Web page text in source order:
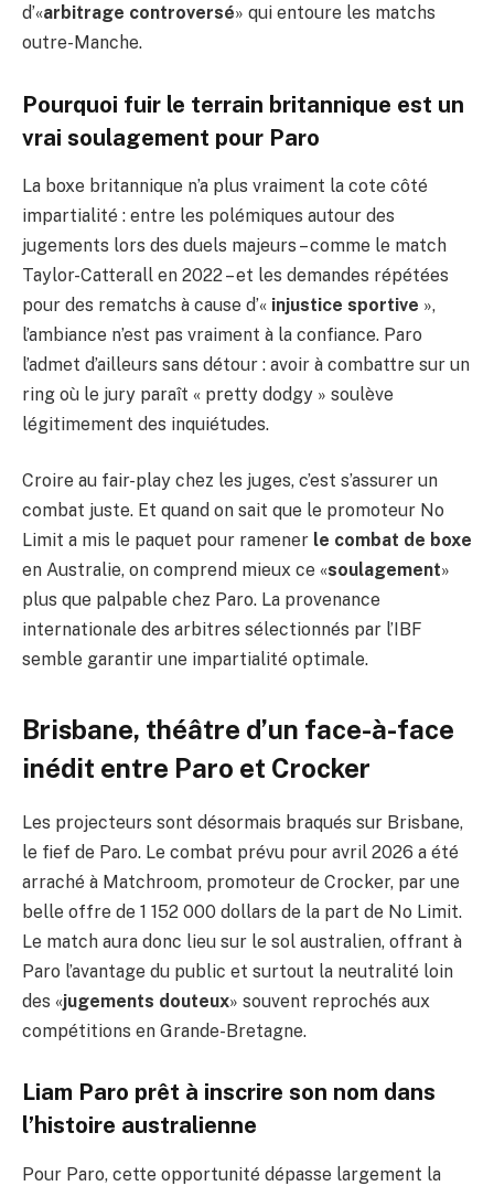
d’«arbitrage controversé» qui entoure les matchs
outre-Manche.
Pourquoi fuir le terrain britannique est un
vrai soulagement pour Paro
La boxe britannique n’a plus vraiment la cote côté
impartialité : entre les polémiques autour des
jugements lors des duels majeurs – comme le match
Taylor-Catterall en 2022 – et les demandes répétées
pour des rematchs à cause d’« injustice sportive »,
l’ambiance n’est pas vraiment à la confiance. Paro
l’admet d’ailleurs sans détour : avoir à combattre sur un
ring où le jury paraît « pretty dodgy » soulève
légitimement des inquiétudes.
Croire au fair-play chez les juges, c’est s’assurer un
combat juste. Et quand on sait que le promoteur No
Limit a mis le paquet pour ramener le combat de boxe
en Australie, on comprend mieux ce «soulagement»
plus que palpable chez Paro. La provenance
internationale des arbitres sélectionnés par l’IBF
semble garantir une impartialité optimale.
Brisbane, théâtre d’un face-à-face
inédit entre Paro et Crocker
Les projecteurs sont désormais braqués sur Brisbane,
le fief de Paro. Le combat prévu pour avril 2026 a été
arraché à Matchroom, promoteur de Crocker, par une
belle offre de 1 152 000 dollars de la part de No Limit.
Le match aura donc lieu sur le sol australien, offrant à
Paro l’avantage du public et surtout la neutralité loin
des «jugements douteux» souvent reprochés aux
compétitions en Grande-Bretagne.
Liam Paro prêt à inscrire son nom dans
l’histoire australienne
Pour Paro, cette opportunité dépasse largement la